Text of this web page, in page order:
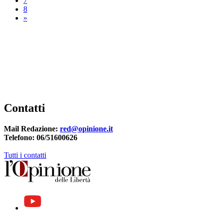
8
»
Contatti
Mail Redazione: red@opinione.it
Telefono: 06/51600626
Tutti i contatti